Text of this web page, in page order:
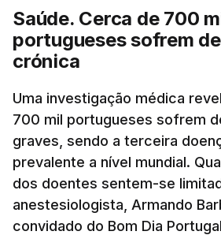
Saúde. Cerca de 700
portugueses sofrem
crónica
Uma investigação médica
700 mil portugueses sofrem
graves, sendo a terceira
prevalente a nível mundial.
dos doentes sentem-se
anestesiologista, Armando
convidado do Bom Dia